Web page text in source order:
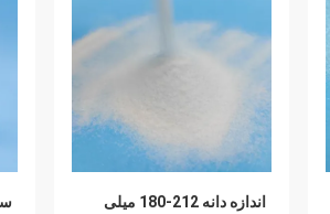
اندازه دانه 212-180 میلی